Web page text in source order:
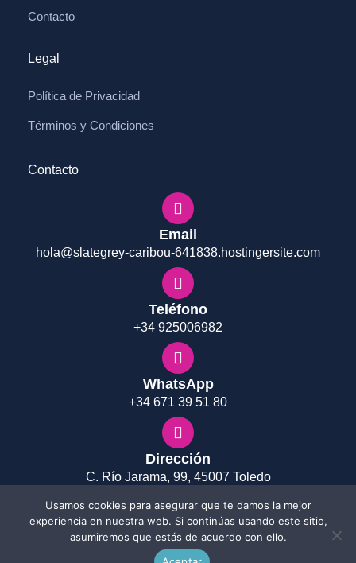
Contacto
Legal
Política de Privacidad
Términos y Condiciones
Contacto
Email
hola@slategrey-caribou-641838.hostingersite.com
Teléfono
+34 925006982
WhatsApp
+34 671 39 51 80
Dirección
C. Río Jarama, 99, 45007 Toledo
© 2022 CODDES | Todos los derechos reservados |
Usamos cookies para asegurar que te damos la mejor
experiencia en nuestra web. Si continúas usando este sitio,
asumiremos que estás de acuerdo con ello.